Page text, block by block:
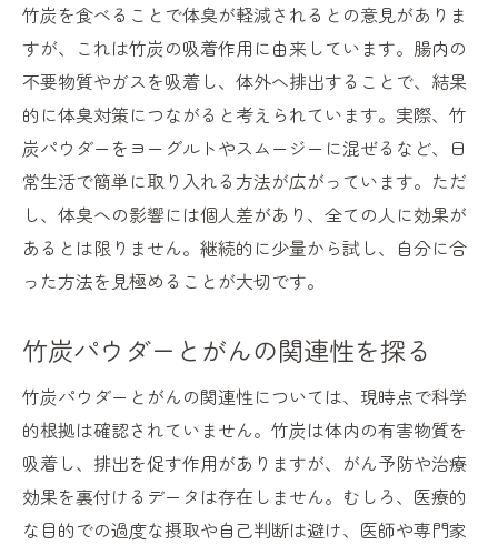
竹炭パウダーの噂と本当の効果を検証
竹炭パウダーは本当に効果なしなのか
竹炭パウダーの副作用リスクと対策
竹炭パウダーがんとの関連性を解説
竹炭パウダーの体臭改善効果を検証
竹炭パウダーが体に与える影響の真実
実際に竹炭パウダーを使った体験談集
日常に竹炭を無理なく取り入れるコツ
竹炭を毎日の食事に取り入れる工夫
竹炭のおすすめ摂取方法を徹底紹介
簡単にできる竹炭生活の始め方
竹炭を使った健康法の継続ポイント
竹炭を無理なく楽しむための注意点
家族で安心して竹炭を使うための知識
竹炭を食べることで体臭が軽減されるとの意見がありま
すが、これは竹炭の吸着作用に由来しています。腸内の
不要物質やガスを吸着し、体外へ排出することで、結果
的に体臭対策につながると考えられています。実際、竹
炭パウダーをヨーグルトやスムージーに混ぜるなど、日
常生活で簡単に取り入れる方法が広がっています。ただ
し、体臭への影響には個人差があり、全ての人に効果が
あるとは限りません。継続的に少量から試し、自分に合
った方法を見極めることが大切です。
竹炭パウダーとがんの関連性を探る
竹炭パウダーとがんの関連性については、現時点で科学
的根拠は確認されていません。竹炭は体内の有害物質を
吸着し、排出を促す作用がありますが、がん予防や治療
効果を裏付けるデータは存在しません。むしろ、医療的
な目的での過度な摂取や自己判断は避け、医師や専門家